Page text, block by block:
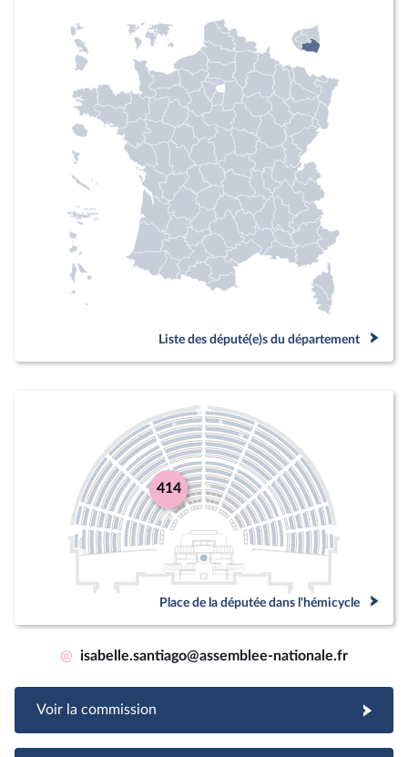
Liste des député(e)s du département
414
Place de la députée dans l'hémicycle
@ isabelle.santiago@assemblee-nationale.fr
Voir la commission